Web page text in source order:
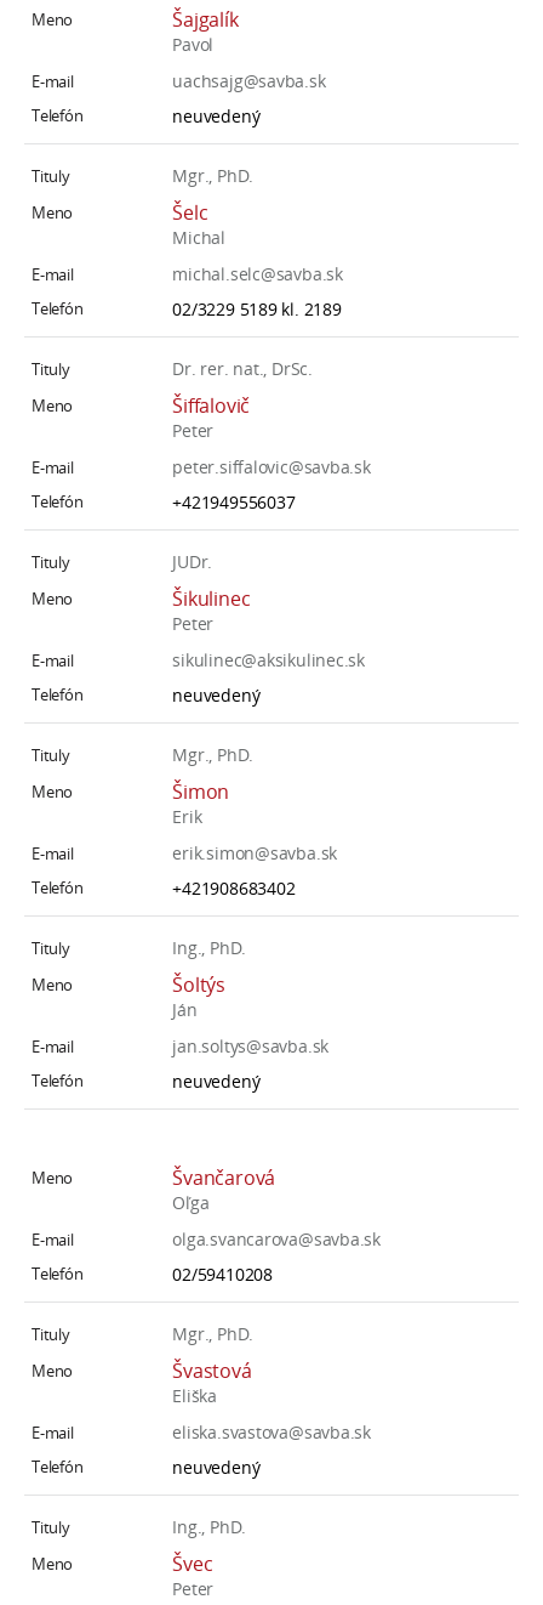
Šajgalík
Pavol
uachsajg@savba.sk
neuvedený
Mgr., PhD.
Šelc
Michal
michal.selc@savba.sk
02/3229 5189 kl. 2189
Dr. rer. nat., DrSc.
Šiffalovič
Peter
peter.siffalovic@savba.sk
+421949556037
JUDr.
Šikulinec
Peter
sikulinec@aksikulinec.sk
neuvedený
Mgr., PhD.
Šimon
Erik
erik.simon@savba.sk
+421908683402
Ing., PhD.
Šoltýs
Ján
jan.soltys@savba.sk
neuvedený
Švančarová
Oľga
olga.svancarova@savba.sk
02/59410208
Mgr., PhD.
Švastová
Eliška
eliska.svastova@savba.sk
neuvedený
Ing., PhD.
Švec
Peter